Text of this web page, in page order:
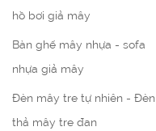
hồ bơi giả mây
Bàn ghế mây nhựa - sofa
nhựa giả mây
Đèn mây tre tự nhiên - Đèn
thả mây tre đan